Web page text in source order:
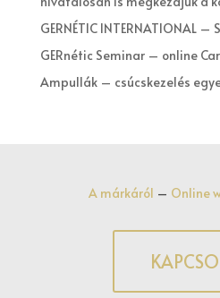
GERNÉTIC INTERNATIONAL –
GERnétic Seminar – online
Ampullák – csúcskezelés
A márkáról – Online